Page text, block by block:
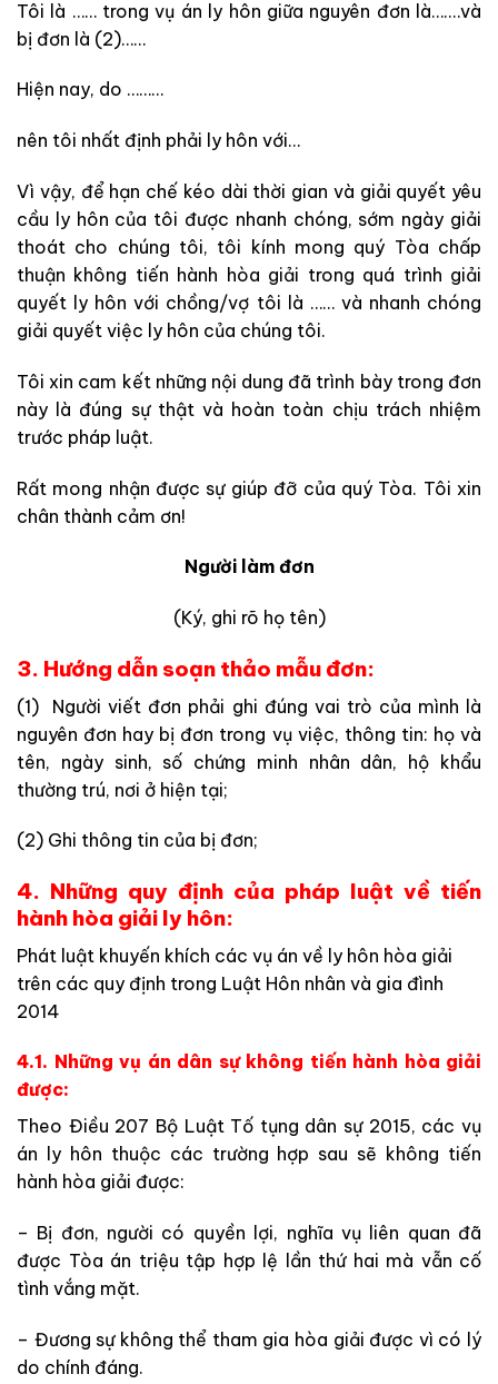
Tôi là …… trong vụ án ly hôn giữa nguyên đơn là….…và
bị đơn là (2)……
Hiện nay, do ………
nên tôi nhất định phải ly hôn với…
Vì vậy, để hạn chế kéo dài thời gian và giải quyết yêu
cầu ly hôn của tôi được nhanh chóng, sớm ngày giải
thoát cho chúng tôi, tôi kính mong quý Tòa chấp
thuận không tiến hành hòa giải trong quá trình giải
quyết ly hôn với chồng/vợ tôi là …… và nhanh chóng
giải quyết việc ly hôn của chúng tôi.
Tôi xin cam kết những nội dung đã trình bày trong đơn
này là đúng sự thật và hoàn toàn chịu trách nhiệm
trước pháp luật.
Rất mong nhận được sự giúp đỡ của quý Tòa. Tôi xin
chân thành cảm ơn!
Người làm đơn
(Ký, ghi rõ họ tên)
3. Hướng dẫn soạn thảo mẫu đơn:
(1) Người viết đơn phải ghi đúng vai trò của mình là
nguyên đơn hay bị đơn trong vụ việc, thông tin: họ và
tên, ngày sinh, số chứng minh nhân dân, hộ khẩu
thường trú, nơi ở hiện tại;
(2) Ghi thông tin của bị đơn;
4. Những quy định của pháp luật về tiến
hành hòa giải ly hôn:
Phát luật khuyến khích các vụ án về ly hôn hòa giải
trên các quy định trong Luật Hôn nhân và gia đình
2014
4.1. Những vụ án dân sự không tiến hành hòa giải
được:
Theo Điều 207 Bộ Luật Tố tụng dân sự 2015, các vụ
án ly hôn thuộc các trường hợp sau sẽ không tiến
hành hòa giải được:
– Bị đơn, người có quyền lợi, nghĩa vụ liên quan đã
được Tòa án triệu tập hợp lệ lần thứ hai mà vẫn cố
tình vắng mặt.
– Đương sự không thể tham gia hòa giải được vì có lý
do chính đáng.